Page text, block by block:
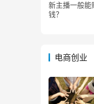
新主播一般能
钱？
电商创业